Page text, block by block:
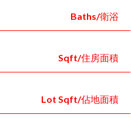
Baths/衛浴
Sqft/住房面積
Lot Sqft/佔地面積